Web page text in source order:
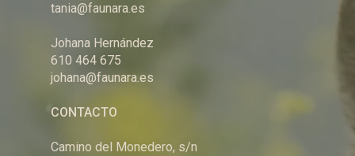
tania@faunara.es
Johana Hernández
610 464 675
johana@faunara.es
CONTACTO
Camino del Monedero, s/n